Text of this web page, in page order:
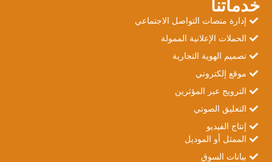
خدماتنا
إدارة منصات التواصل الاجتماعي
الحملات الإعلانية الممولة
تصميم الهوية التجارية
موقع إلكتروني
الترويج عبر المؤثرين
التعليق الصوتي
إنتاج الفيديو
الممثل أو الموديل
بيانات السوق